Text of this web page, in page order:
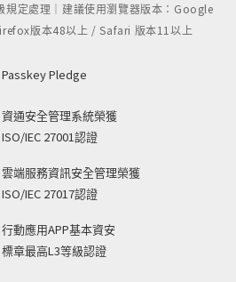
規定處理｜建議使用瀏覽器版本：Google
版本48以上 / Safari 版本11以上
Passkey Pledge
資通安全管理系統榮獲
ISO/IEC 27001認證
雲端服務資訊安全管理榮獲
ISO/IEC 27017認證
行動應用APP基本資安
標章最高L3等級認證